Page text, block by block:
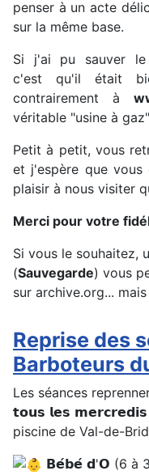
penser à un acte
sur la même base.
Si j'ai pu sauver
c'est qu'il était
contrairement à
véritable "usine à
Petit à petit, vous
et j'espère que
plaisir à nous visiter
Merci pour votre
Si vous le souhaitez,
(Sauvegarde) vous
sur archive.org...
Reprise des
Barboteurs
Les séances
𝘁𝗼𝘂𝘀 𝗹𝗲𝘀 𝗺𝗲𝗿𝗰𝗿𝗲𝗱𝗶𝘀
piscine de Val-de-
𝗕𝗲́𝗯𝗲́ 𝗱'𝗢 (6 à